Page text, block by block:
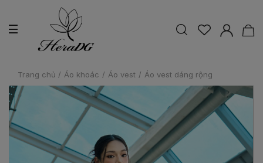
Trang chủ / Áo khoác / Áo vest / Áo vest dáng rộng